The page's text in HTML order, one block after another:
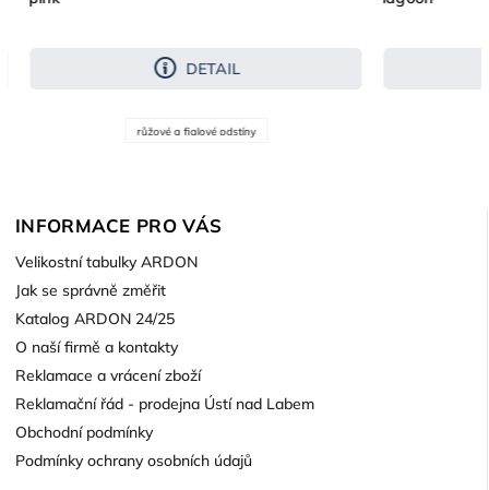
INFORMACE PRO VÁS
Velikostní tabulky ARDON
Jak se správně změřit
Katalog ARDON 24/25
O naší firmě a kontakty
Reklamace a vrácení zboží
Reklamační řád - prodejna Ústí nad Labem
Obchodní podmínky
Podmínky ochrany osobních údajů